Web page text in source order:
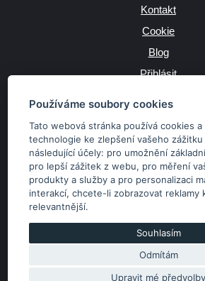
Používáme soubory cookies
Tato webová stránka používá cookies a
technologie ke zlepšení vašeho
následující účely: pro umožnění
pro lepší zážitek z webu, pro měření
produkty a služby a pro personalizaci
interakcí,chcete-li zobrazovat reklamy
relevantnější.
Souhlasím
Odmítám
Upravit mé předvolby
Kontakt
Cookie
Blog
Přihlásit
JAZYK
Kč €
Copyright © 2026 SubaruSTI.cz.